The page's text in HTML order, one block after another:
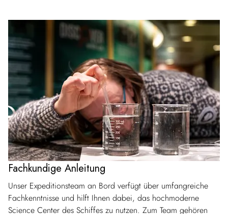
Fachkundige Anleitung
Unser Expeditionsteam an Bord verfügt über umfangreiche
Fachkenntnisse und hilft Ihnen dabei, das hochmoderne
Science Center des Schiffes zu nutzen. Zum Team gehören